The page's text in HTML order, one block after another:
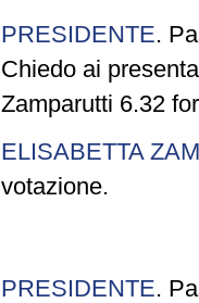
PRESIDENTE.
Chiedo ai
Zamparutti 6.32
ELISABETTA
votazione.
PRESIDENTE.